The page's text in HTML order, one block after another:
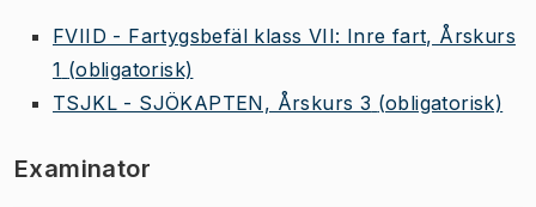
FVIID - Fartygsbefäl klass VII: Inre fart, Årskurs
1 (obligatorisk)
TSJKL - SJÖKAPTEN, Årskurs 3 (obligatorisk)
Examinator